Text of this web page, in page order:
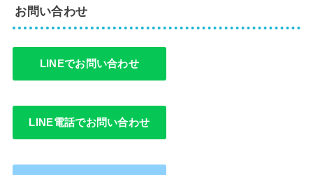
お問い合わせ
LINEでお問い合わせ
LINE電話でお問い合わせ